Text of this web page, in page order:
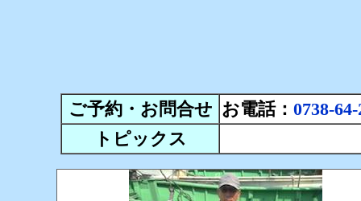
ご予約・お問合せ お電話： 0738-
トピックス